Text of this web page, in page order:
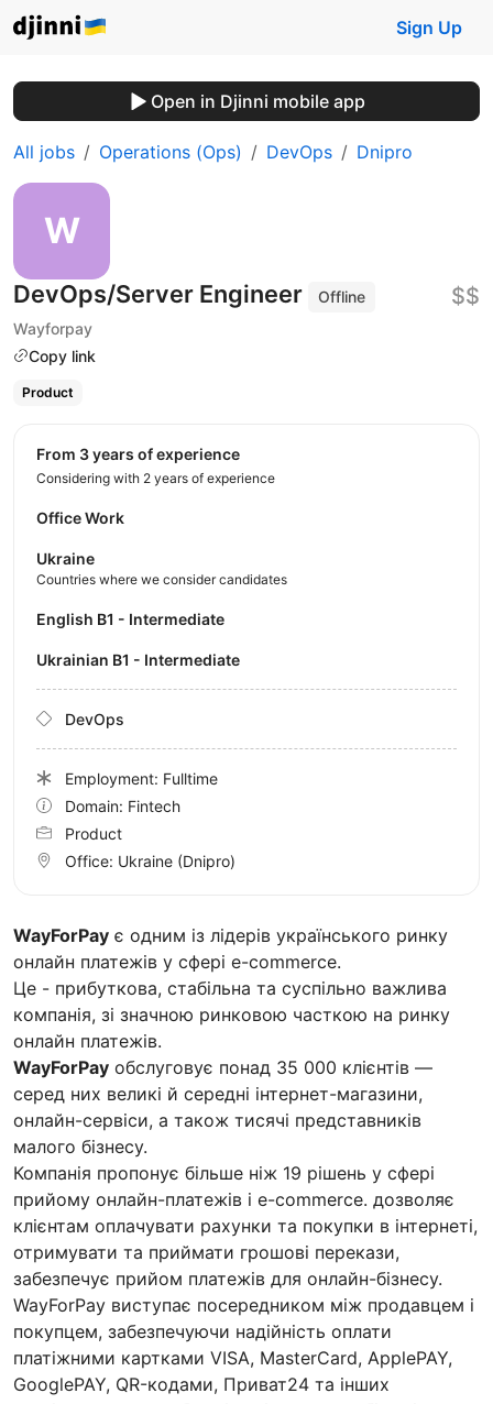
Sign Up
Open in Djinni mobile app
All jobs Operations (Ops) DevOps Dnipro
DevOps/Server Engineer
Offline
Wayforpay
Copy link
$$
Product
WayForPay є одним із лідерів українського ринку
онлайн платежів у сфері e-commerce.
Це - прибуткова, стабільна та суспільно важлива
компанія, зі значною ринковою часткою на ринку
онлайн платежів.
WayForPay обслуговує понад 35 000 клієнтів —
серед них великі й середні інтернет-магазини,
онлайн-сервіси, а також тисячі представників
малого бізнесу.
Компанія пропонує більше ніж 19 рішень у сфері
прийому онлайн-платежів і e-commerce. дозволяє
клієнтам оплачувати рахунки та покупки в інтернеті,
отримувати та приймати грошові перекази,
забезпечує прийом платежів для онлайн-бізнесу.
WayForPay виступає посередником між продавцем і
покупцем, забезпечуючи надійність оплати
платіжними картками VISA, MasterCard, ApplePAY,
GooglePAY, QR-кодами, Приват24 та інших
from 3 years of experience
Considering with 2 years of experience
Office Work
Ukraine
Countries where we consider candidates
English B1 - Intermediate
Ukrainian B1 - Intermediate
DevOps
Employment: Fulltime
Domain: Fintech
Product
Office: Ukraine (Dnipro)